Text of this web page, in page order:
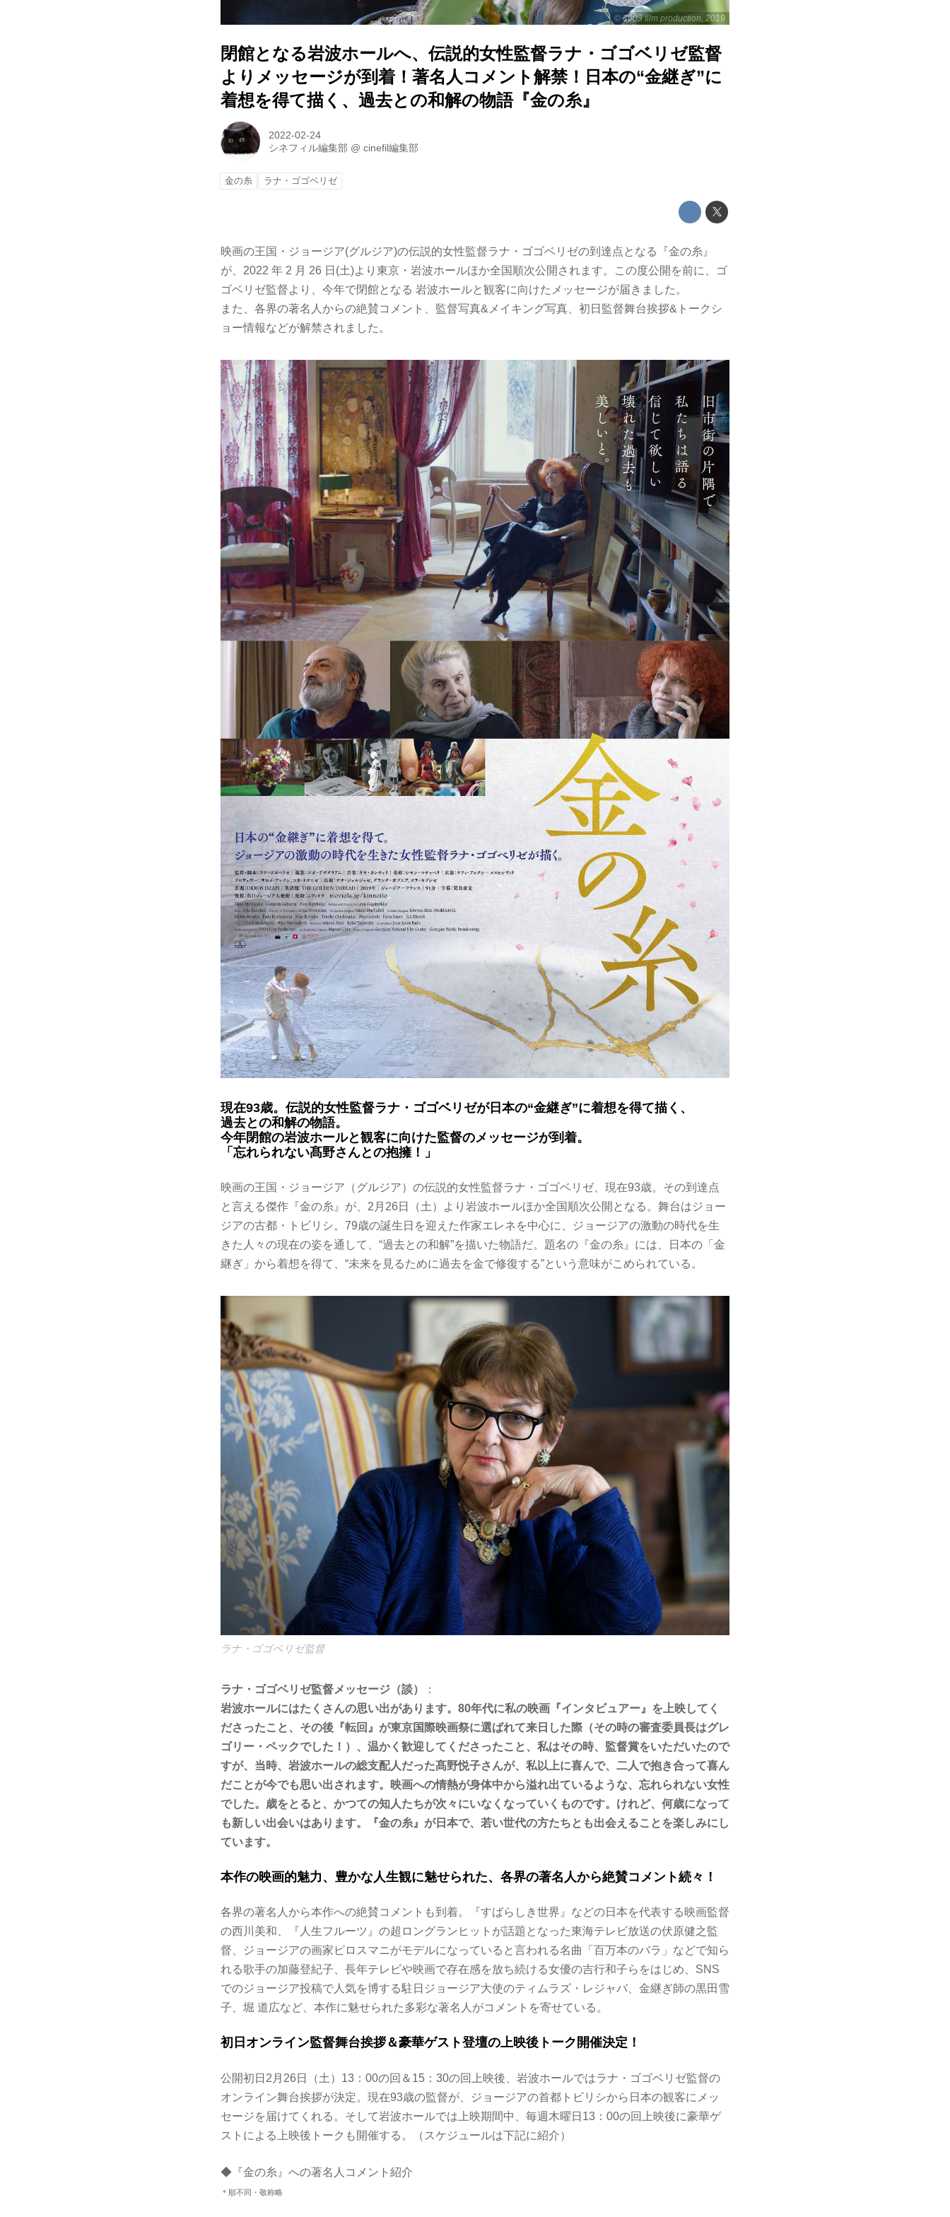
©️ 3003 film production, 2019
閉館となる岩波ホールへ、伝説的女性監督ラナ・ゴゴベリゼ監督
よりメッセージが到着！著名人コメント解禁！日本の“金継ぎ”に
着想を得て描く、過去との和解の物語『金の糸』
2022-02-24
シネフィル編集部 @cinefil編集部
金の糸 ラナ・ゴゴベリゼ
映画の王国・ジョージア(グルジア)の伝説的女性監督ラナ・ゴゴベリゼの到達点となる『金の糸』
が、2022 年 2 月 26 日(土)より東京・岩波ホールほか全国順次公開されます。この度公開を前に、ゴ
ゴベリゼ監督より、今年で閉館となる 岩波ホールと観客に向けたメッセージが届きました。
また、各界の著名人からの絶賛コメント、監督写真&メイキング写真、初日監督舞台挨拶&トークシ
ョー情報などが解禁されました。
現在93歳。伝説的女性監督ラナ・ゴゴベリゼが日本の“金継ぎ”に着想を得て描く、
過去との和解の物語。
今年閉館の岩波ホールと観客に向けた監督のメッセージが到着。
「忘れられない髙野さんとの抱擁！」
映画の王国・ジョージア（グルジア）の伝説的女性監督ラナ・ゴゴベリゼ、現在93歳。その到達点
と言える傑作『金の糸』が、2月26日（土）より岩波ホールほか全国順次公開となる。舞台はジョー
ジアの古都・トビリシ。79歳の誕生日を迎えた作家エレネを中心に、ジョージアの激動の時代を生
きた人々の現在の姿を通して、“過去との和解”を描いた物語だ。題名の『金の糸』には、日本の「金
継ぎ」から着想を得て、“未来を見るために過去を金で修復する”という意味がこめられている。
ラナ・ゴゴベリゼ監督
ラナ・ゴゴベリゼ監督メッセージ（談）
：
岩波ホールにはたくさんの思い出があります。80年代に私の映画『インタビュアー』を上映してく
ださったこと、その後『転回』が東京国際映画祭に選ばれて来日した際（その時の審査委員長はグレ
ゴリー・ペックでした！）、温かく歓迎してくださったこと、私はその時、監督賞をいただいたので
すが、当時、岩波ホールの総支配人だった髙野悦子さんが、私以上に喜んで、二人で抱き合って喜ん
だことが今でも思い出されます。映画への情熱が身体中から溢れ出ているような、忘れられない女性
でした。歳をとると、かつての知人たちが次々にいなくなっていくものです。けれど、何歳になって
も新しい出会いはあります。『金の糸』が日本で、若い世代の方たちとも出会えることを楽しみにし
ています。
本作の映画的魅力、豊かな人生観に魅せられた、各界の著名人から絶賛コメント続々！
各界の著名人から本作への絶賛コメントも到着。『すばらしき世界』などの日本を代表する映画監督
の西川美和、『人生フルーツ』の超ロングランヒットが話題となった東海テレビ放送の伏原健之監
督、ジョージアの画家ピロスマニがモデルになっていると言われる名曲「百万本のバラ」などで知ら
れる歌手の加藤登紀子、長年テレビや映画で存在感を放ち続ける女優の吉行和子らをはじめ、SNS
でのジョージア投稿で人気を博する駐日ジョージア大使のティムラズ・レジャバ、金継ぎ師の黒田雪
子、堀 道広など、本作に魅せられた多彩な著名人がコメントを寄せている。
初日オンライン監督舞台挨拶＆豪華ゲスト登壇の上映後トーク開催決定！
公開初日2月26日（土）13：00の回＆15：30の回上映後、岩波ホールではラナ・ゴゴベリゼ監督の
オンライン舞台挨拶が決定。現在93歳の監督が、ジョージアの首都トビリシから日本の観客にメッ
セージを届けてくれる。そして岩波ホールでは上映期間中、毎週木曜日13：00の回上映後に豪華ゲ
ストによる上映後トークも開催する。（スケジュールは下記に紹介）
◆『金の糸』への著名人コメント紹介
＊順不同・敬称略